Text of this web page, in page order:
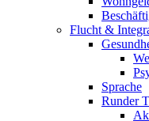
Flucht &
Sprache
Runder